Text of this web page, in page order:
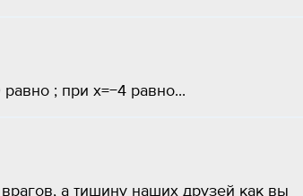
; при x=−4 равно...
а тишину наших друзей как вы